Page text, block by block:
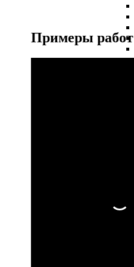
шары
Примеры работ